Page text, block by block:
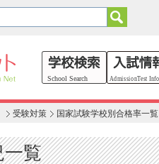
受験対策 国家試験学校別合格率一覧
一覧